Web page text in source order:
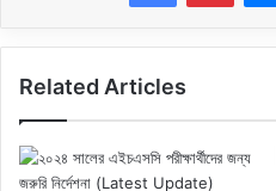
Related Articles